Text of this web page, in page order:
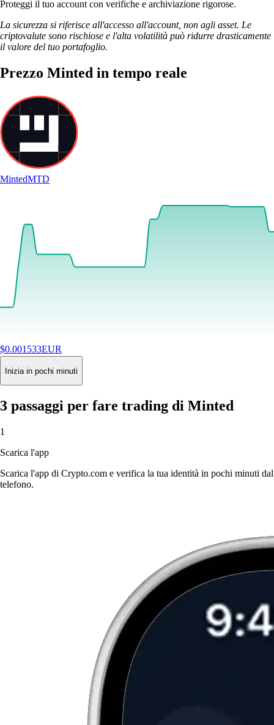
Proteggi il tuo account con verifiche e archiviazione rigorose.
La sicurezza si riferisce all'accesso all'account, non agli asset. Le
criptovalute sono rischiose e l'alta volatilità può ridurre drasticamente
il valore del tuo portafoglio.
Prezzo Minted in tempo reale
MintedMTD
$0.001533EUR
+0.84%24H
Buy
Inizia in pochi minuti
3 passaggi per fare trading di Minted
1
Scarica l'app
Scarica l'app di Crypto.com e verifica la tua identità in pochi minuti dal
telefono.